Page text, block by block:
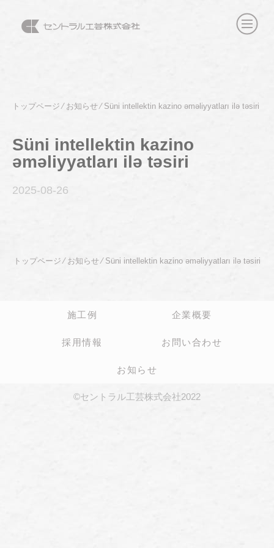
トップページ⁄ お知らせ⁄ Süni intellektin kazino əməliyyatları ilə təsiri
Süni intellektin kazino
əməliyyatları ilə təsiri
2025-08-26
トップページ ⁄ お知らせ⁄ Süni intellektin kazino əməliyyatları ilə təsiri
施工例 企業概要
採用情報 お問い合わせ
お知らせ
©セントラル工芸株式会社2022